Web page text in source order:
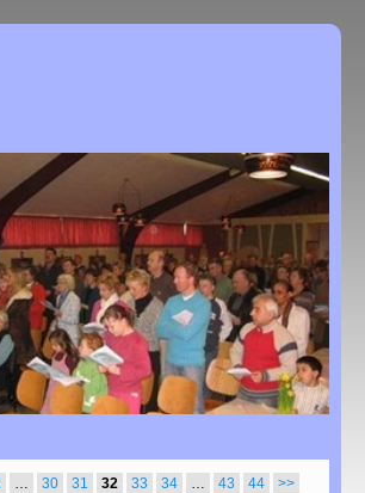
30 31 32 33 34 43 44 >>